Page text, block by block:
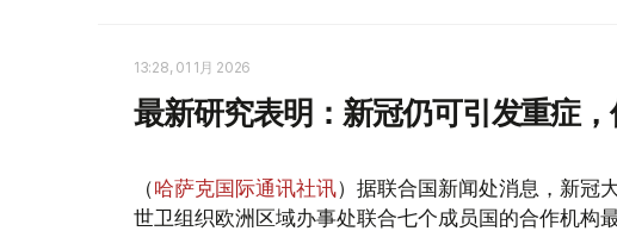
13:28, 01 1月 2026
最新研究表明：新冠仍可引发重症
（哈萨克国际通讯社讯）据联合国新闻处消息，新冠
世卫组织欧洲区域办事处联合七个成员国的合作机构